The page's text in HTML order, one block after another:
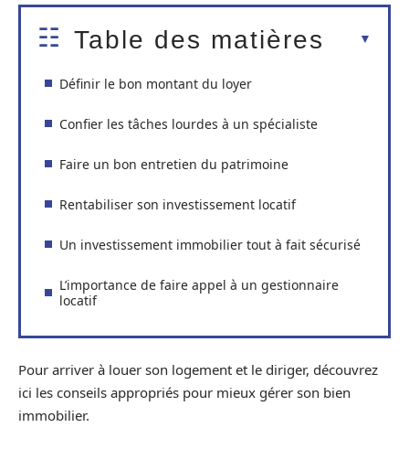
Table des matières
Définir le bon montant du loyer
Confier les tâches lourdes à un spécialiste
Faire un bon entretien du patrimoine
Rentabiliser son investissement locatif
Un investissement immobilier tout à fait sécurisé
L’importance de faire appel à un gestionnaire
locatif
Pour arriver à louer son logement et le diriger, découvrez
ici les conseils appropriés pour mieux gérer son bien
immobilier.